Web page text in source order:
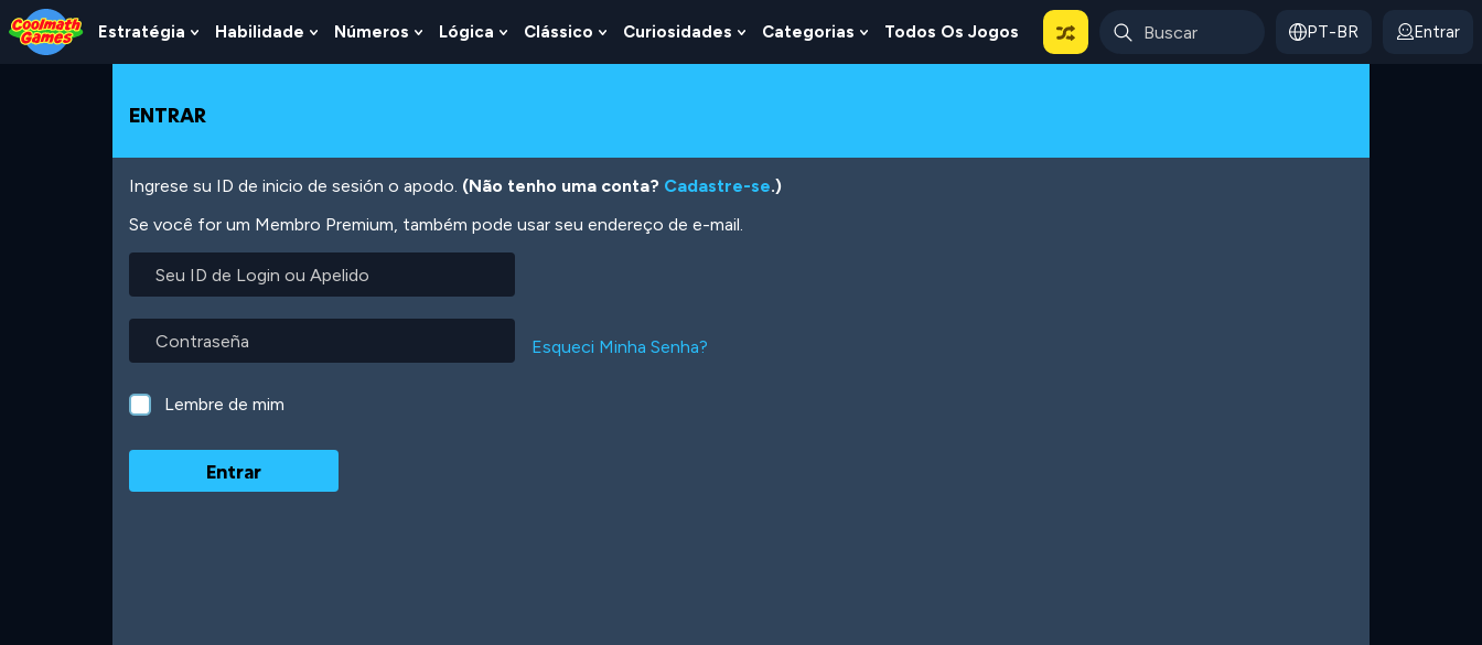
Skip
to
Top
Skip
to
Navigation
Skip
to
Main
Skip
to
Footer
para
Estratégia Show
Submenu
Estratégia
Habilidade Show
Submenu
Números Show
Submenu
Lógica Show
Submenu
Clássico Show
Submenu
Curiosidades Show
Submenu
Categorias Show
Submenu
Todos Os Jogos PT-BR Entrar
ENTRAR
Ingrese su ID de inicio de sesión o apodo. (Não tenho uma conta? Cadastre-se.)
Se você for um Membro Premium, também pode usar seu endereço de e-mail.
Login
Apelido
Esqueci Minha Senha?
Lembre de mim